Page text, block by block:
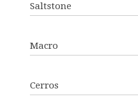
Saltstone
Macro
Cerros